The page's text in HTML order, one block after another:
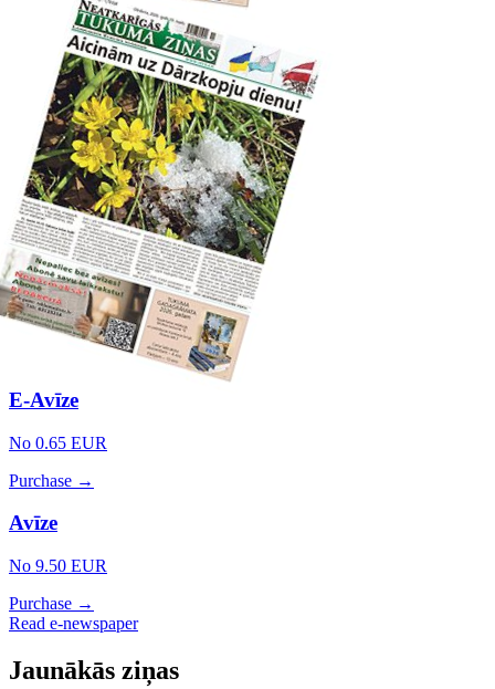
E-Avīze
No 0.65 EUR
Purchase →
Avīze
No 9.50 EUR
Purchase →
Read e-newspaper
Jaunākās ziņas